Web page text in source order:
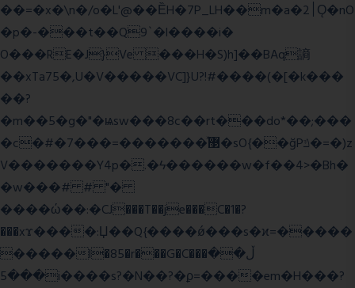
��=�x�\n�/o�L'@��ȄH�7P_LH��m�a�2׀Ǫ�nO
�p�-���t��Q9`�l����i�
O���RE�J}Ve ���H�S)h]��BAq謪
��xTa75�,U�V�����VC]}U?!#����(�[�k���
��?
�m��5�g�"�ѩsw���8c��rt���do*��;���
�c�#�޳�ͯ������=���7�sO{��ğPݿ�=�)z
V�������Y4p�.�ϟ������w�f��4>�Bh�
�w���# # "�
����ώ��:�CJ���T��je���C�1�?
���xϫ����:Џ��Q{����ǿ���s�ϰ=�����
�����l�85�r���G�C���ڵ��
���5i����s?�N��?�ϼ=����em�H���?